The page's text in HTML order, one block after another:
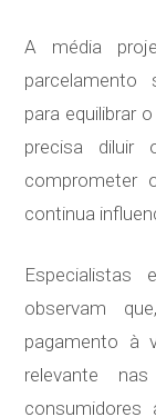
A média
parcelamento
para equilibrar
precisa diluir
comprometer
continua
Especialistas
observam
pagamento à
relevante